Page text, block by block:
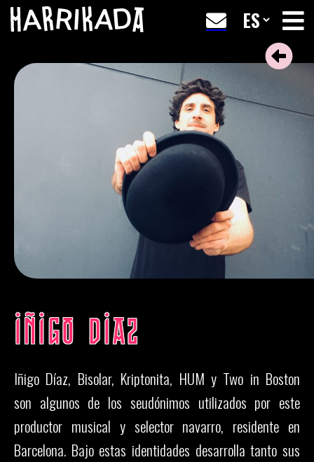
IÑIGO DIAZ
Iñigo Díaz, Bisolar, Kriptonita, HUM y Two in Boston
son algunos de los seudónimos utilizados por este
productor musical y selector navarro, residente en
Barcelona. Bajo estas identidades desarrolla tanto sus